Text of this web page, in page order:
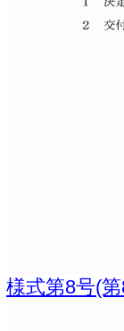
様式第8号(